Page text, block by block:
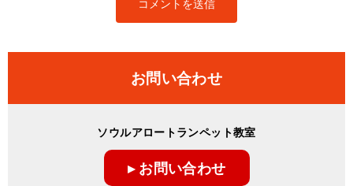
お問い合わせ
ソウルアロートランペット教室
▸ お問い合わせ